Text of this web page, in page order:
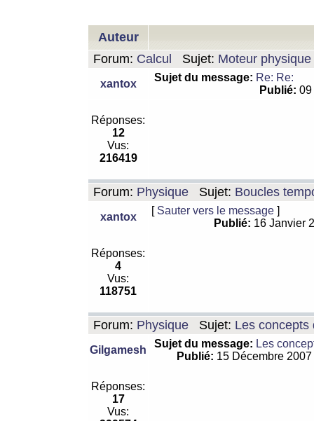
Auteur
Forum: Calcul Sujet: Moteur
xantox
Sujet du message: Re: Re:
Publié:
Réponses:
12
Vus:
216419
Forum: Physique Sujet: Boucles
xantox
[ Sauter vers le message ]
Publié: 16 Janvier
Réponses:
4
Vus:
118751
Forum: Physique Sujet: Les concepts
Gilgamesh
Sujet du message: Les
Publié: 15 Décembre
Réponses:
17
Vus: